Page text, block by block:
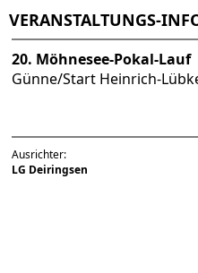
VERANSTALTUNGS-
20. Möhnesee-Pokal-Lauf
Günne/Start Heinrich-
Ausrichter:
LG Deiringsen